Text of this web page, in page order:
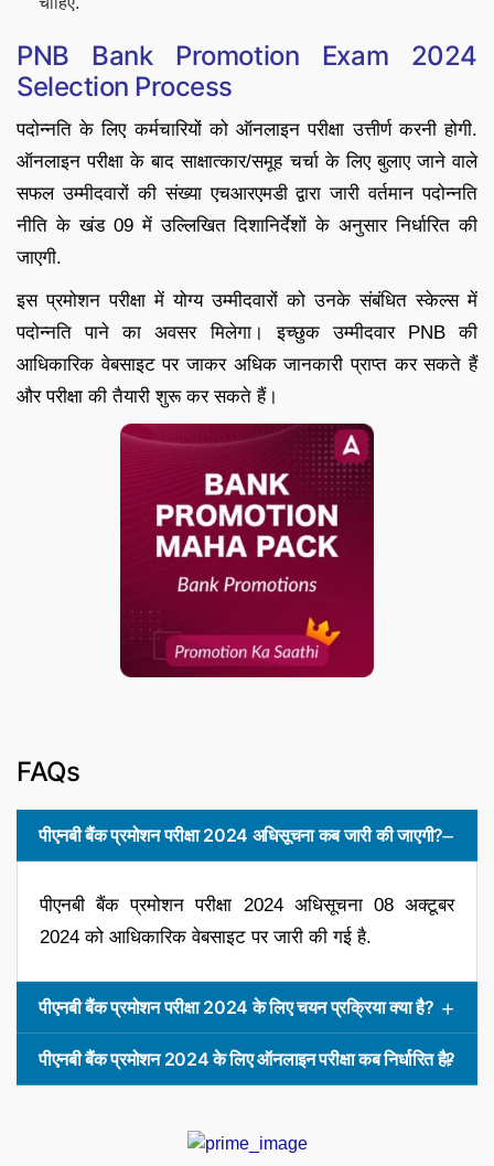
PNB Bank Promotion Exam 2024
Selection Process
पदोन्नति के लिए कर्मचारियों को ऑनलाइन परीक्षा उत्तीर्ण करनी होगी.
ऑनलाइन परीक्षा के बाद साक्षात्कार/समूह चर्चा के लिए बुलाए जाने वाले
सफल उम्मीदवारों की संख्या एचआरएमडी द्वारा जारी वर्तमान पदोन्नति
नीति के खंड 09 में उल्लिखित दिशानिर्देशों के अनुसार निर्धारित की
जाएगी.
इस प्रमोशन परीक्षा में योग्य उम्मीदवारों को उनके संबंधित स्केल्स में
पदोन्नति पाने का अवसर मिलेगा। इच्छुक उम्मीदवार PNB की
आधिकारिक वेबसाइट पर जाकर अधिक जानकारी प्राप्त कर सकते हैं
और परीक्षा की तैयारी शुरू कर सकते हैं।
FAQs
पीएनबी बैंक प्रमोशन परीक्षा 2024 अधिसूचना कब जारी की जाएगी?
पीएनबी बैंक प्रमोशन परीक्षा 2024 अधिसूचना 08 अक्टूबर
2024 को आधिकारिक वेबसाइट पर जारी की गई है.
पीएनबी बैंक प्रमोशन परीक्षा 2024 के लिए चयन प्रक्रिया क्या है?
पीएनबी बैंक प्रमोशन 2024 के लिए ऑनलाइन परीक्षा कब निर्धारित है?